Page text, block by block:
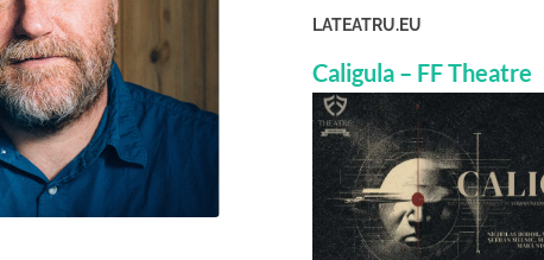
LATEATRU.EU
Caligula – FF Theatre